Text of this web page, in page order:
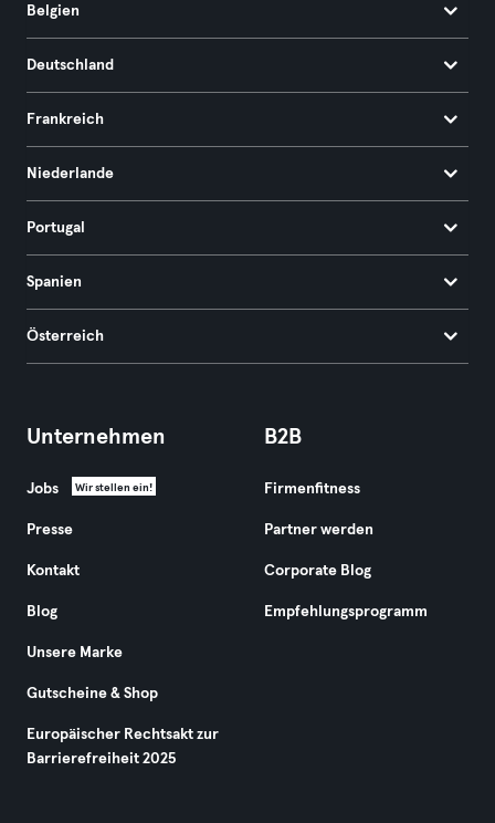
Belgien
Deutschland
Frankreich
Niederlande
Portugal
Spanien
Österreich
Unternehmen
Jobs Wir stellen ein!
Presse
Kontakt
Blog
Unsere Marke
Gutscheine & Shop
Europäischer Rechtsakt zur
Barrierefreiheit 2025
B2B
Firmenfitness
Partner werden
Corporate Blog
Empfehlungsprogramm